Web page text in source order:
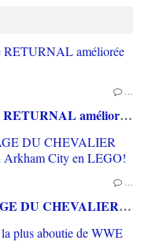
…
[TEST] SAROS PS5 : Une formule de RETURNAL améliorée et interessante
…
[TEST] LEGO BATMAN L'HERITAGE DU CHEVALIER NOIR XBOX SERIES X : C'est Batman Arkham City en LEGO!